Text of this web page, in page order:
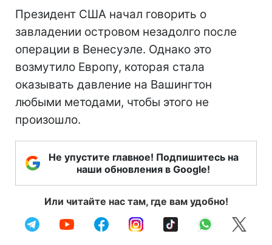
Президент США начал говорить о
завладении островом незадолго после
операции в Венесуэле. Однако это
возмутило Европу, которая стала
оказывать давление на Вашингтон
любыми методами, чтобы этого не
произошло.
Не упустите главное! Подпишитесь на
наши обновления в Google!
Или читайте нас там, где вам удобно!